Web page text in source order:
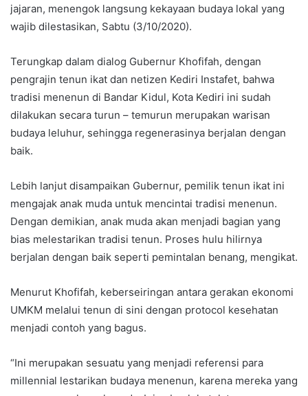
jajaran, menengok langsung kekayaan budaya lokal yang
wajib dilestasikan, Sabtu (3/10/2020).
Terungkap dalam dialog Gubernur Khofifah, dengan
pengrajin tenun ikat dan netizen Kediri Instafet, bahwa
tradisi menenun di Bandar Kidul, Kota Kediri ini sudah
dilakukan secara turun – temurun merupakan warisan
budaya leluhur, sehingga regenerasinya berjalan dengan
baik.
Lebih lanjut disampaikan Gubernur, pemilik tenun ikat ini
mengajak anak muda untuk mencintai tradisi menenun.
Dengan demikian, anak muda akan menjadi bagian yang
bias melestarikan tradisi tenun. Proses hulu hilirnya
berjalan dengan baik seperti pemintalan benang, mengikat.
Menurut Khofifah, keberseiringan antara gerakan ekonomi
UMKM melalui tenun di sini dengan protocol kesehatan
menjadi contoh yang bagus.
“Ini merupakan sesuatu yang menjadi referensi para
millennial lestarikan budaya menenun, karena mereka yang